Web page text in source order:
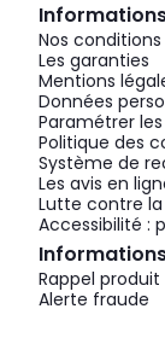
Nos
Les garanties
Mentions
Données
Paramétrer
Politique des
Système de
Les avis en
Lutte contre
Accessibilité :
Rappel produit
Alerte fraude